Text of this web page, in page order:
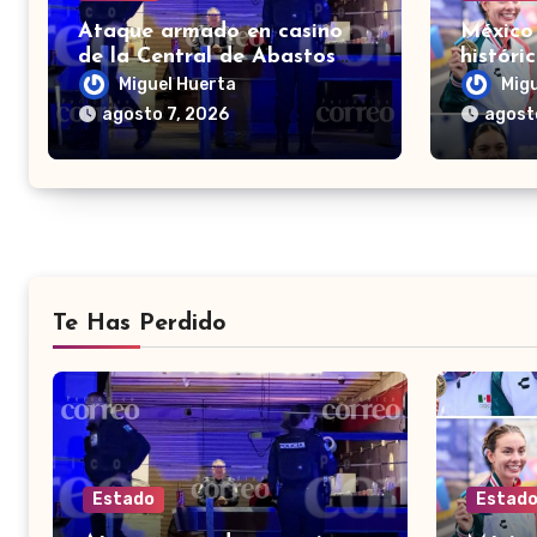
Ataque armado en casino
de la Central de Abastos
deja un hombre muerto en
León
Miguel Huerta
agosto 7, 2026
el
Te Has Perdido
Estado Estado